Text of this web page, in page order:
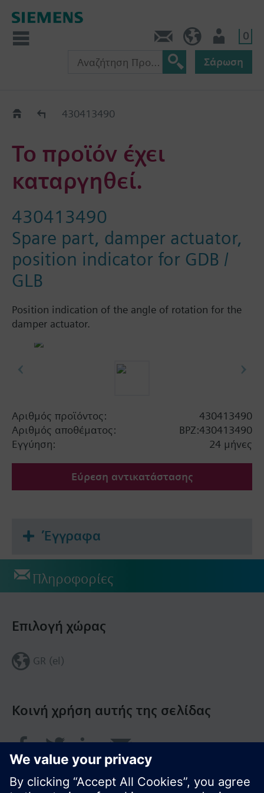
0
Σάρωση
Old2New430413490
Το προϊόν έχει
καταργηθεί.
430413490
Spare part, damper actuator,
position indicator for GDB /
GLB
Position indication of the angle of rotation for the
damper actuator.
Αριθμός προϊόντος:
430413490
Αριθμός αποθέματος:
BPZ:430413490
Εγγύηση:
24 μήνες
Εύρεση αντικατάστασης
Έγγραφα
Πληροφορίες
Κοινή χρήση αυτής της σελίδας
Επιλογή χώρας
GR (el)